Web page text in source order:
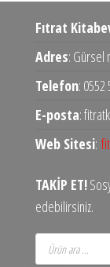
Fıtrat
Adres: Gürsel
Telefon: 0552
E-posta:
Web Sitesi:
TAKİP ET!
edebilirsiniz.
Products
search